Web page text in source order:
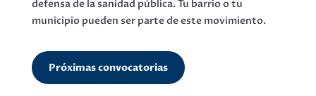
defensa de la sanidad pública. Tu barrio o tu
municipio pueden ser parte de este movimiento.
Próximas convocatorias